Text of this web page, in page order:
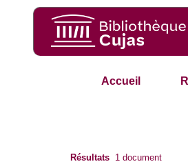
Accueil
Résultats 1 document